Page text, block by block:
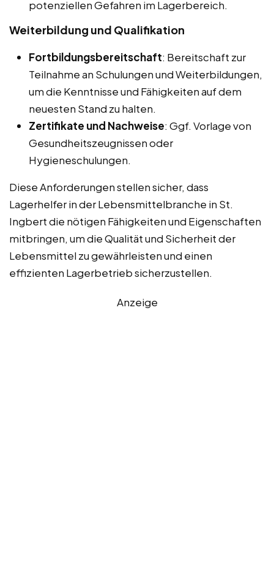
potenziellen Gefahren im Lagerbereich.
Weiterbildung und Qualifikation
Fortbildungsbereitschaft: Bereitschaft zur
Teilnahme an Schulungen und Weiterbildungen,
um die Kenntnisse und Fähigkeiten auf dem
neuesten Stand zu halten.
Zertifikate und Nachweise: Ggf. Vorlage von
Gesundheitszeugnissen oder
Hygieneschulungen.
Diese Anforderungen stellen sicher, dass
Lagerhelfer in der Lebensmittelbranche in St.
Ingbert die nötigen Fähigkeiten und Eigenschaften
mitbringen, um die Qualität und Sicherheit der
Lebensmittel zu gewährleisten und einen
effizienten Lagerbetrieb sicherzustellen.
Anzeige